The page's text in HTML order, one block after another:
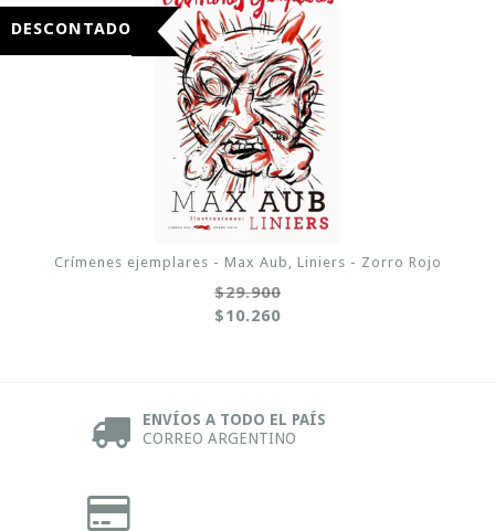
DESCONTADO
Crímenes ejemplares - Max Aub, Liniers - Zorro Rojo
$29.900
$10.260
ENVÍOS A TODO EL PAÍS
CORREO ARGENTINO